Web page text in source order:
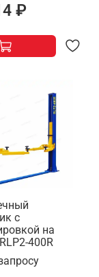
₽
с
на
400R